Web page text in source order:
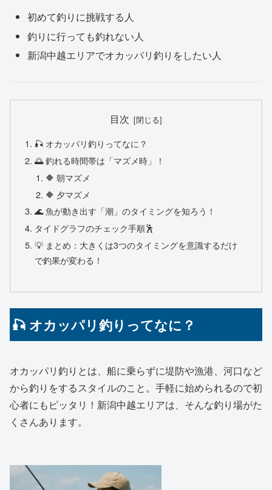
初めて釣りに挑戦する人
釣りに行っても釣れない人
新潟中越エリアでオカッパリ釣りをしたい人
目次
🎣 オカッパリ釣りってなに？
🌅 釣れる時間帯は「マズメ時」！
🔶 朝マズメ
🔶 夕マズメ
🌊 魚が動き出す「潮」のタイミングを知ろう！
タイドグラフのチェック手順🕺
💡 まとめ：大きくは3つのタイミングを意識するだけ
で釣果が変わる！
🎣 オカッパリ釣りってなに？
オカッパリ釣りとは、船に乗らずに堤防や漁港、河口など
から釣りをするスタイルのこと。手軽に始められるので初
心者にもピッタリ！新潟中越エリアは、そんな釣り場がた
くさんあります。